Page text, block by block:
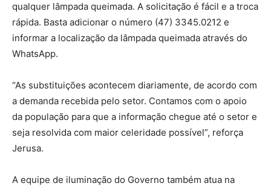
qualquer lâmpada queimada. A solicitação é fácil e a troca
rápida. Basta adicionar o número (47) 3345.0212 e
informar a localização da lâmpada queimada através do
WhatsApp.
“As substituições acontecem diariamente, de acordo com
a demanda recebida pelo setor. Contamos com o apoio
da população para que a informação chegue até o setor e
seja resolvida com maior celeridade possível”, reforça
Jerusa.
A equipe de iluminação do Governo também atua na